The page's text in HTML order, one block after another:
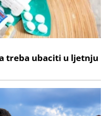
treba ubaciti u ljetnju